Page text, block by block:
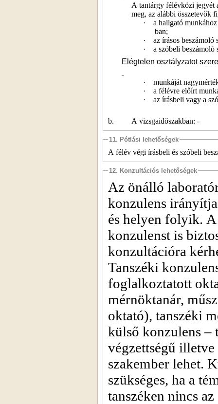
A tantárgy félévközi jegyét
meg, az alábbi összetevők
·
a hallgató
ban;
·
az írásos
·
a szóbeli
Elégtelen osztályzatot
·
munkáját
·
a félévre előírt
·
az írásbeli vagy a
b. A vizsgaidőszakban: -
11. Pótlási lehetőségek
A félév végi írásbeli és szóbeli
12. Konzultációs lehetőségek
Az önálló
konzulens
és helyen folyik.
konzulenst is
konzultációra
Tanszéki
foglalkoztatott
mérnöktanár,
oktató), tanszéki
külső konzulens –
végzettségű
szakember lehet.
szükséges, ha a
tanszéken nincs